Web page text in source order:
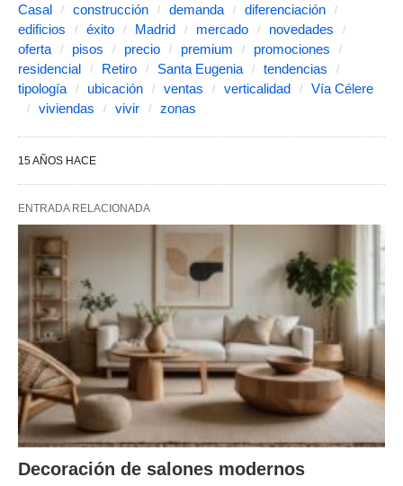
Casal
construcción demanda
diferenciación
edificios
éxito Madrid mercado
novedades
oferta
pisos precio premium
promociones
residencial
Retiro Santa Eugenia
tendencias
tipología
ubicación ventas verticalidad
Vía Célere
viviendas
vivir zonas
15 AÑOS HACE
ENTRADA RELACIONADA
Decoración de salones modernos